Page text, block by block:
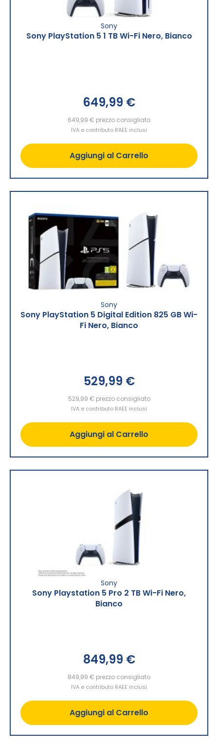
Sony
Sony PlayStation 5 1 TB Wi-Fi Nero, Bianco
649,99 €
649,99 € prezzo consigliato
IVA e contributo RAEE inclusi
Aggiungi al Carrello
Sony
Sony PlayStation 5 Digital Edition 825 GB Wi-
Fi Nero, Bianco
529,99 €
529,99 € prezzo consigliato
IVA e contributo RAEE inclusi
Aggiungi al Carrello
Sony
Sony Playstation 5 Pro 2 TB Wi-Fi Nero,
Bianco
849,99 €
849,99 € prezzo consigliato
IVA e contributo RAEE inclusi
Aggiungi al Carrello